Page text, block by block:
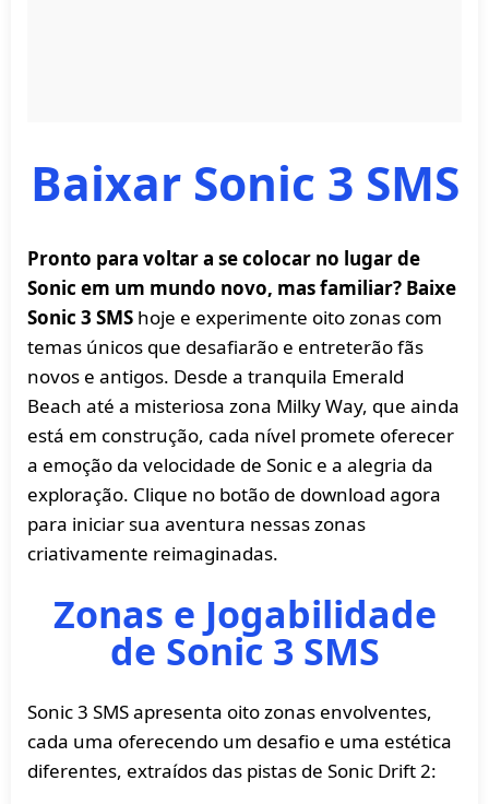
Baixar Sonic 3 SMS
Pronto para voltar a se colocar no lugar de
Sonic em um mundo novo, mas familiar? Baixe
Sonic 3 SMS hoje e experimente oito zonas com
temas únicos que desafiarão e entreterão fãs
novos e antigos. Desde a tranquila Emerald
Beach até a misteriosa zona Milky Way, que ainda
está em construção, cada nível promete oferecer
a emoção da velocidade de Sonic e a alegria da
exploração. Clique no botão de download agora
para iniciar sua aventura nessas zonas
criativamente reimaginadas.
Zonas e Jogabilidade
de Sonic 3 SMS
Sonic 3 SMS apresenta oito zonas envolventes,
cada uma oferecendo um desafio e uma estética
diferentes, extraídos das pistas de Sonic Drift 2: